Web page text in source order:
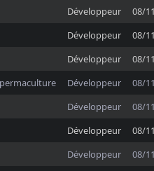
Développeur
08/
Développeur
08/
Développeur
08/
Développeur
08/
Développeur
08/
Développeur
08/
Développeur
08/